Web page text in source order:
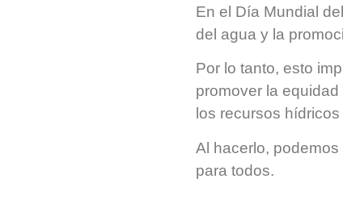
En el Día Mundial
del agua y la
Por lo tanto, esto
promover la
los recursos
Al hacerlo,
para todos.